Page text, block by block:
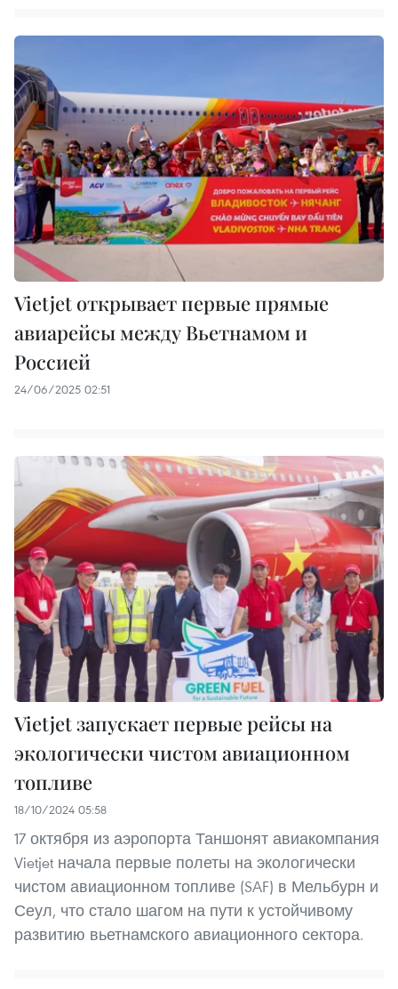
Vietjet открывает первые прямые
авиарейсы между Вьетнамом и
Россией
24/06/2025 02:51
Vietjet запускает первые рейсы на
экологически чистом авиационном
топливе
18/10/2024 05:58
17 октября из аэропорта Таншонят авиакомпания
Vietjet начала первые полеты на экологически
чистом авиационном топливе (SAF) в Мельбурн и
Сеул, что стало шагом на пути к устойчивому
развитию вьетнамского авиационного сектора.